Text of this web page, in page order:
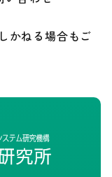
かねる場合もご